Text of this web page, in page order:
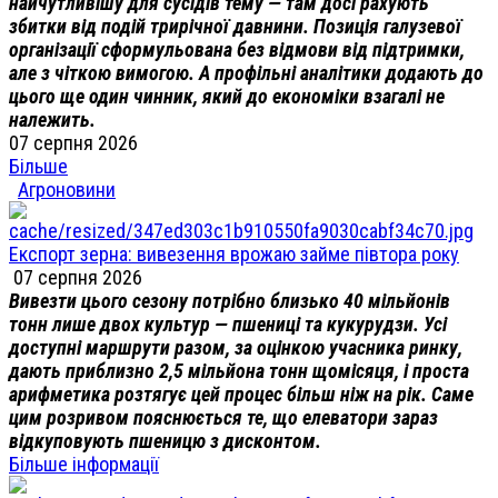
збитки від подій трирічної давнини. Позиція галузевої
організації сформульована без відмови від підтримки,
але з чіткою вимогою. А профільні аналітики додають до
цього ще один чинник, який до економіки взагалі не
належить.
07 серпня 2026
Більше
Агроновини
Експорт зерна: вивезення врожаю займе півтора року
07 серпня 2026
Вивезти цього сезону потрібно близько 40 мільйонів
тонн лише двох культур — пшениці та кукурудзи. Усі
доступні маршрути разом, за оцінкою учасника ринку,
дають приблизно 2,5 мільйона тонн щомісяця, і проста
арифметика розтягує цей процес більш ніж на рік. Саме
цим розривом пояснюється те, що елеватори зараз
відкуповують пшеницю з дисконтом.
Більше інформації